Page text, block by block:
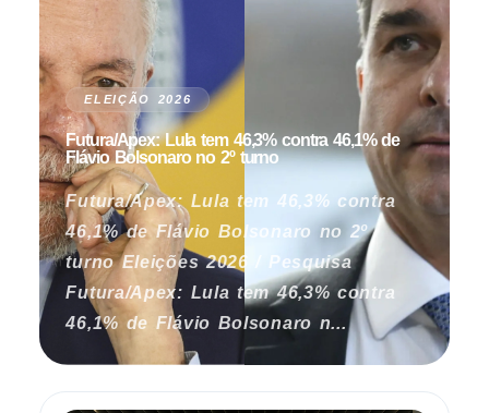
ELEIÇÃO 2026
Futura/Apex: Lula tem 46,3% contra 46,1% de
Flávio Bolsonaro no 2º turno
Futura/Apex: Lula tem 46,3% contra
46,1% de Flávio Bolsonaro no 2º
turno Eleições 2026 / Pesquisa
Futura/Apex: Lula tem 46,3% contra
46,1% de Flávio Bolsonaro n...